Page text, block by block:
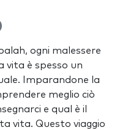
ogni malessere
vita è spesso un
Imparandone la
meglio ciò
e qual è il
vita. Questo viaggio